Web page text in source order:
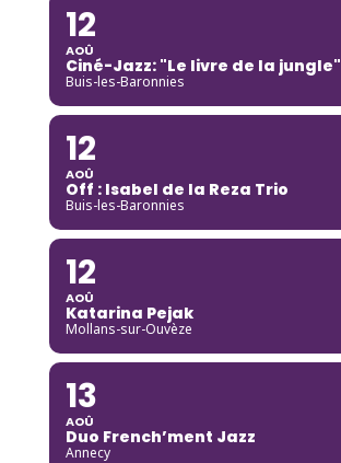
12
AOÛ
Ciné-Jazz: "Le livre de la jungle"
Buis-les-Baronnies
12
AOÛ
Off : Isabel de la Reza Trio
Buis-les-Baronnies
12
AOÛ
Katarina Pejak
Mollans-sur-Ouvèze
13
AOÛ
Duo French’ment Jazz
Annecy